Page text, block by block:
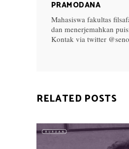
PRAMODANA
Mahasiswa fakultas
dan menerjemahkan
Kontak via twitter
RELATED POSTS